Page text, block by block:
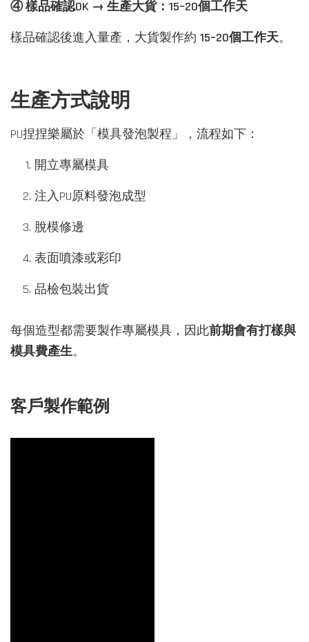
④ 樣品確認OK → 生產大貨：15–20個工作天
樣品確認後進入量產，大貨製作約 15–20個工作天。
生產方式說明
PU捏捏樂屬於「模具發泡製程」，流程如下：
開立專屬模具
注入PU原料發泡成型
脫模修邊
表面噴漆或彩印
品檢包裝出貨
每個造型都需要製作專屬模具，因此前期會有打樣與
模具費產生。
客戶製作範例